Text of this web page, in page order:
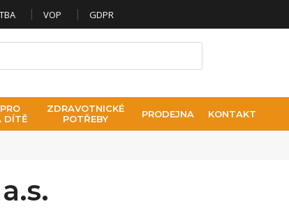
VOP GDPR
DÍTĚ
ZDRAVOTNICKÉ
POTŘEBY
PRODEJNA KONTAKT